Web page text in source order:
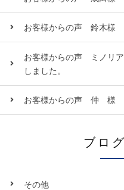
お客様からの声 鈴木様
お客様からの声 ミノリ
しました。
お客様からの声 仲 様
ブロ
その他